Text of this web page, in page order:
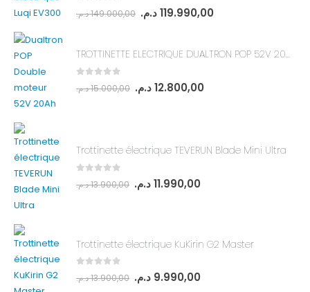
0out of 5
149.000,00د.م. 119.990,00 د.م.
TROTTINETTE ELECTRIQUE DUALTRON POP 52V 20Ah DOUBLE MOTEUR
0out of 5
15.000,00د.م. 12.800,00 د.م.
Trottinette électrique TEVERUN Blade Mini Ultra
0out of 5
13.900,00د.م. 11.990,00 د.م.
Trottinette électrique KuKirin G2 Master
0out of 5
13.900,00 د.م. 9.990,00 د.م.